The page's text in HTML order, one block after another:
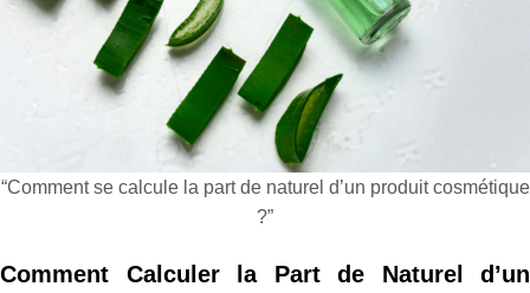
“Comment se calcule la part de naturel d’un produit cosmétique
?”
Comment Calculer la Part de Naturel d’un